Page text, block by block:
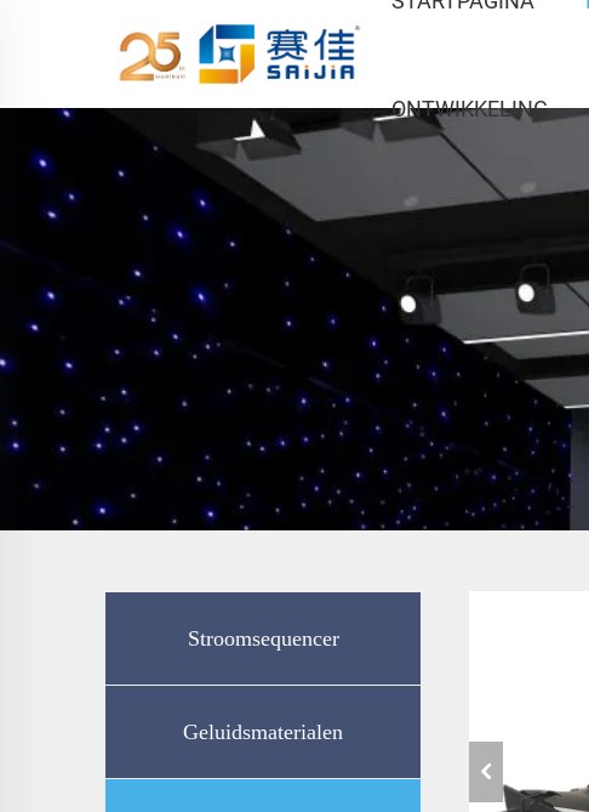
ONTWIKKELING
Stroomsequencer
Geluidsmaterialen